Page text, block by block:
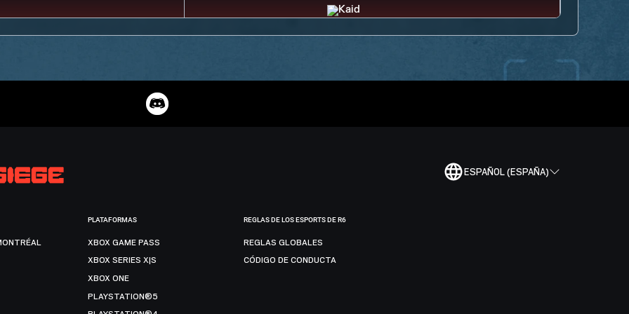
ESPAÑOL (ESPAÑA)
PLATAFORMAS
XBOX GAME PASS
XBOX SERIES X|S
XBOX ONE
PLAYSTATION®5
REGLAS DE LOS ESPORTS DE R6
REGLAS GLOBALES
CÓDIGO DE CONDUCTA